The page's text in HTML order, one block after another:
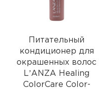
Питательный
кондиционер для
окрашенных волос
LʼANZA Healing
ColorCare Color-